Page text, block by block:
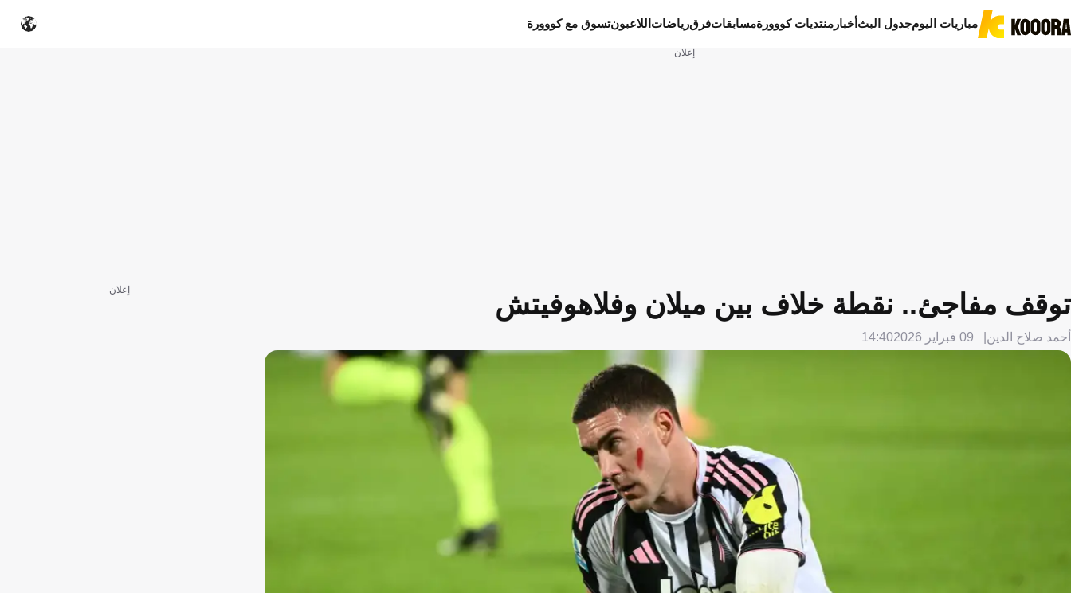
مباريات اليومجدول البثأخبار منتديات كووورةمسابقاتفرقرياضات اللاعبونتسوق مع كووورة
إعلان
توقف مفاجئ.. نقطة خلاف بين ميلان وفلاهوفيتش
أحمد صلاح الدين 09 فبراير 2026 14:40
إعلان